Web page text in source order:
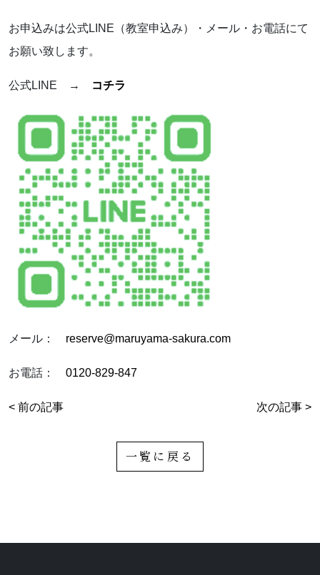
お申込みは公式LINE（教室申込み）・メール・お電話にて
お願い致します。
公式LINE → コチラ
メール： reserve@maruyama-sakura.com
お電話： 0120-829-847
< 前の記事 次の記事 >
一覧に戻る